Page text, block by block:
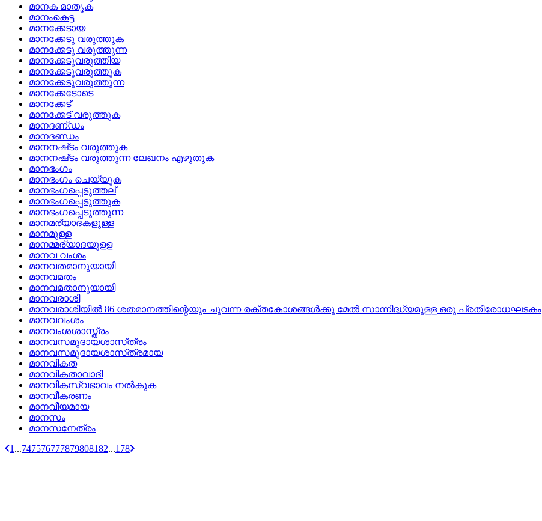
മാനക മാതൃക
മാനംകെട്ട
മാനക്കേടായ
മാനക്കേടു വരുത്തുക
മാനക്കേടു വരുത്തുന്ന
മാനക്കേടുവരുത്തിയ
മാനക്കേടുവരുത്തുക
മാനക്കേടുവരുത്തുന്ന
മാനക്കേടോടെ
മാനക്കേട്
മാനക്കേട്‌ വരുത്തുക
മാനദണ്‌ഡം
മാനദണ്ഡം
മാനനഷ്‌ടം വരുത്തുക
മാനനഷ്‌ടം വരുത്തുന്ന ലേഖനം എഴുതുക
മാനഭംഗം
മാനഭംഗം ചെയ്യുക
മാനഭംഗപ്പെടുത്തല്
മാനഭംഗപ്പെടുത്തുക
മാനഭംഗപ്പെടുത്തുന്ന
മാനമര്യാദകളുള്ള
മാനമുള്ള
മാനമ്മര്യാദയുളള
മാനവ വംശം
മാനവതമാനുയായി
മാനവമതം
മാനവമതാനുയായി
മാനവരാശി
മാനവരാശിയില്‍ 86 ശതമാനത്തിന്റെയും ചുവന്ന രക്തകോശങ്ങള്‍ക്കു മേല്‍ സാന്നിദ്ധ്യമുള്ള ഒരു പ്രതിരോധഘടകം
മാനവവംശം
മാനവംശശാസ്ത്രം
മാനവസമുദായശാസ്‌ത്രം
മാനവസമുദായശാസ്‌ത്രമായ
മാനവികത
മാനവികതാവാദി
മാനവികസ്വഭാവം നല്‍കുക
മാനവീകരണം
മാനവീയമായ
മാനസം
മാനസനേത്രം
1 ...747576777879808182...178